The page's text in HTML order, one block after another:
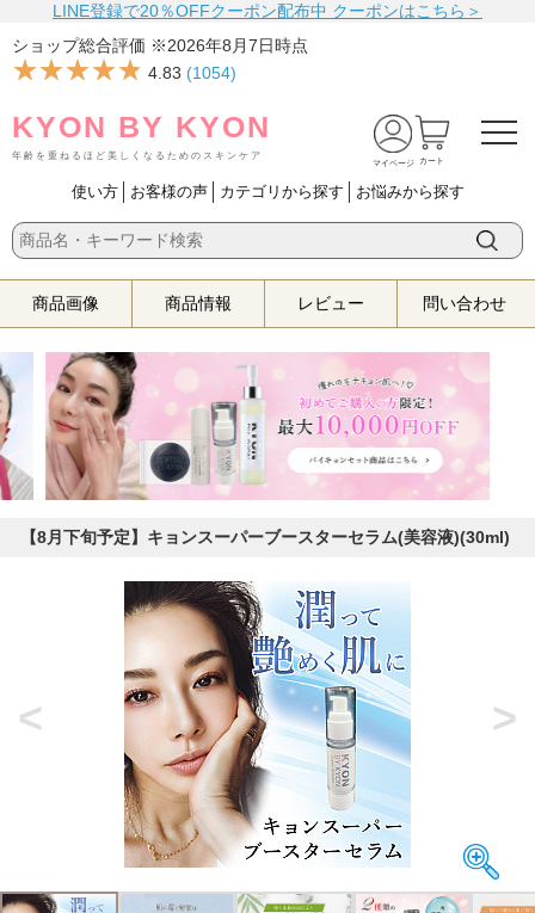
LINE登録で20％OFFクーポン配布中 クーポンはこちら＞
ショップ総合評価 ※2026年8月7日時点
★★★★★
★★★★★ 4.83 (1054)
KYON BY KYON
年齢を重ねるほど美しくなるためのスキンケア
マイページ カート
使い方 お客様の声 カテゴリから探す お悩みから探す
商品画像 商品情報 レビュー 問い合わせ
【8月下旬予定】キョンスーパーブースターセラム(美容液)(30ml)
< >